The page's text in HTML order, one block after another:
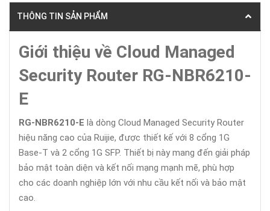
THÔNG TIN SẢN PHẨM
Giới thiệu về Cloud Managed
Security Router RG-NBR6210-
E
RG-NBR6210-E là dòng Cloud Managed Security Router
hiệu năng cao của Ruijie, được thiết kế với 8 cổng 1G
Base-T và 2 cổng 1G SFP. Thiết bị này mang đến giải pháp
bảo mật toàn diện và kết nối mạng mạnh mẽ, phù hợp
cho các doanh nghiệp lớn với nhu cầu kết nối và bảo mật
cao.